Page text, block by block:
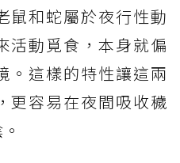
鼠和蛇屬於夜行性動
活動覓食，本身就偏
。這樣的特性讓這兩
更容易在夜間吸收穢